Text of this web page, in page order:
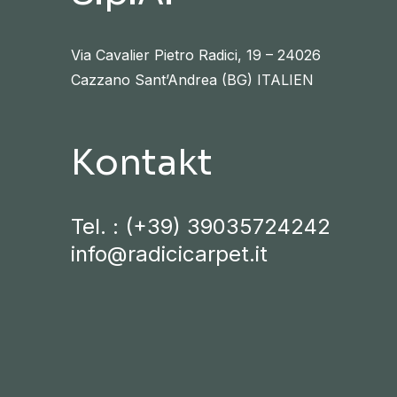
Via Cavalier Pietro Radici, 19 – 24026
Cazzano Sant’Andrea (BG) ITALIEN
Kontakt
Tel. : (+39) 39035724242
info@radicicarpet.it